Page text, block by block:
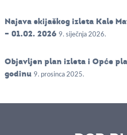
Najava skijaškog izleta Kals
– 01.02. 2026 9. siječnja 2026.
Objavljen plan izleta i Opće
godinu 9. prosinca 2025.